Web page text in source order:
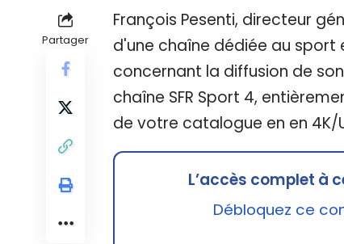
Partager
François Pesenti, directeur
d'une chaîne dédiée au sport
concernant la diffusion de
chaîne SFR Sport 4,
de votre catalogue en en 4K/
L’accès complet à
Débloquez ce